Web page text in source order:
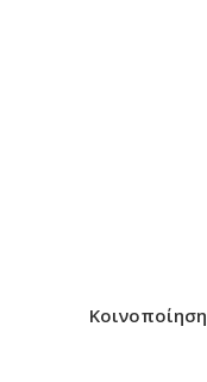
Κοινοποίηση